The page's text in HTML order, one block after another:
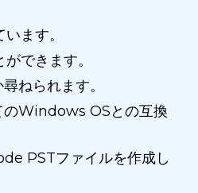
ます。
できます。
ねられます。
のWindows OSとの互換
PSTファイルを作成し